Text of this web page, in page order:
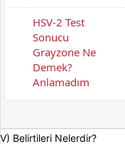
HSV-2 Test
Sonucu
Grayzone Ne
Demek?
Anlamadım